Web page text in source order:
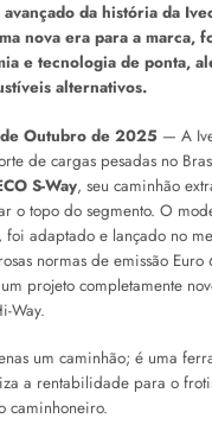
da história da
nova era para a marca,
e tecnologia de ponta,
alternativos.
de Outubro de 2025 — A
de cargas pesadas no
S-Way, seu caminhão
o topo do segmento. O
foi adaptado e lançado no
normas de emissão Euro
projeto completamente
Way.
um caminhão; é uma
a rentabilidade para o
caminhoneiro.